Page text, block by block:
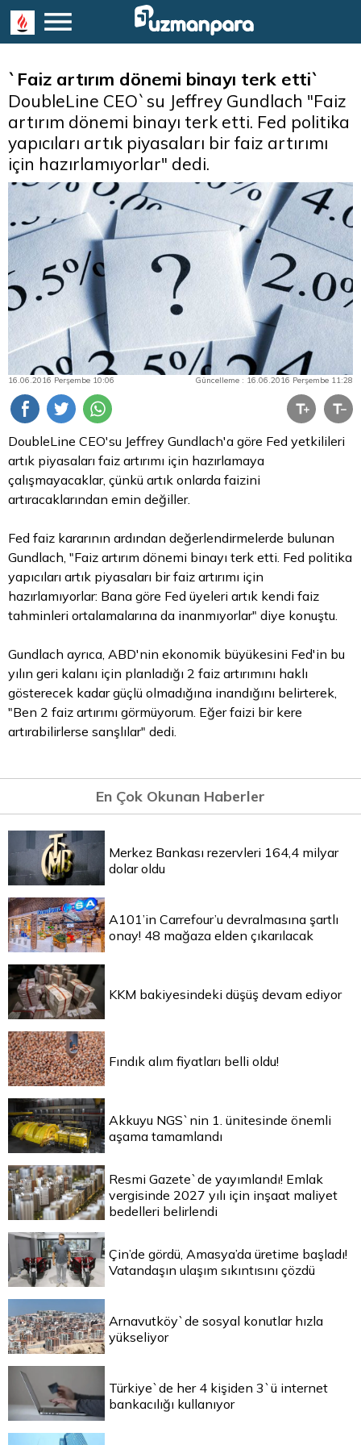
`Faiz artırım dönemi binayı terk etti`
DoubleLine CEO`su Jeffrey Gundlach "Faiz
artırım dönemi binayı terk etti. Fed politika
yapıcıları artık piyasaları bir faiz artırımı
için hazırlamıyorlar" dedi.
16.06.2016 Perşembe 10:06 Güncelleme : 16.06.2016 Perşembe 11:28
DoubleLine CEO'su Jeffrey Gundlach'a göre Fed yetkilileri
artık piyasaları faiz artırımı için hazırlamaya
çalışmayacaklar, çünkü artık onlarda faizini
artıracaklarından emin değiller.
Fed faiz kararının ardından değerlendirmelerde bulunan
Gundlach, "Faiz artırım dönemi binayı terk etti. Fed politika
yapıcıları artık piyasaları bir faiz artırımı için
hazırlamıyorlar: Bana göre Fed üyeleri artık kendi faiz
tahminleri ortalamalarına da inanmıyorlar" diye konuştu.
Gundlach ayrıca, ABD'nin ekonomik büyükesini Fed'in bu
yılın geri kalanı için planladığı 2 faiz artırımını haklı
gösterecek kadar güçlü olmadığına inandığını belirterek,
"Ben 2 faiz artırımı görmüyorum. Eğer faizi bir kere
artırabilirlerse sanşlılar" dedi.
En Çok Okunan Haberler
Merkez Bankası rezervleri 164,4 milyar
dolar oldu
A101’in Carrefour’u devralmasına şartlı
onay! 48 mağaza elden çıkarılacak
KKM bakiyesindeki düşüş devam ediyor
Fındık alım fiyatları belli oldu!
Akkuyu NGS`nin 1. ünitesinde önemli
aşama tamamlandı
Resmi Gazete`de yayımlandı! Emlak
vergisinde 2027 yılı için inşaat maliyet
bedelleri belirlendi
Çin’de gördü, Amasya’da üretime başladı!
Vatandaşın ulaşım sıkıntısını çözdü
Arnavutköy`de sosyal konutlar hızla
yükseliyor
Türkiye`de her 4 kişiden 3`ü internet
bankacılığı kullanıyor